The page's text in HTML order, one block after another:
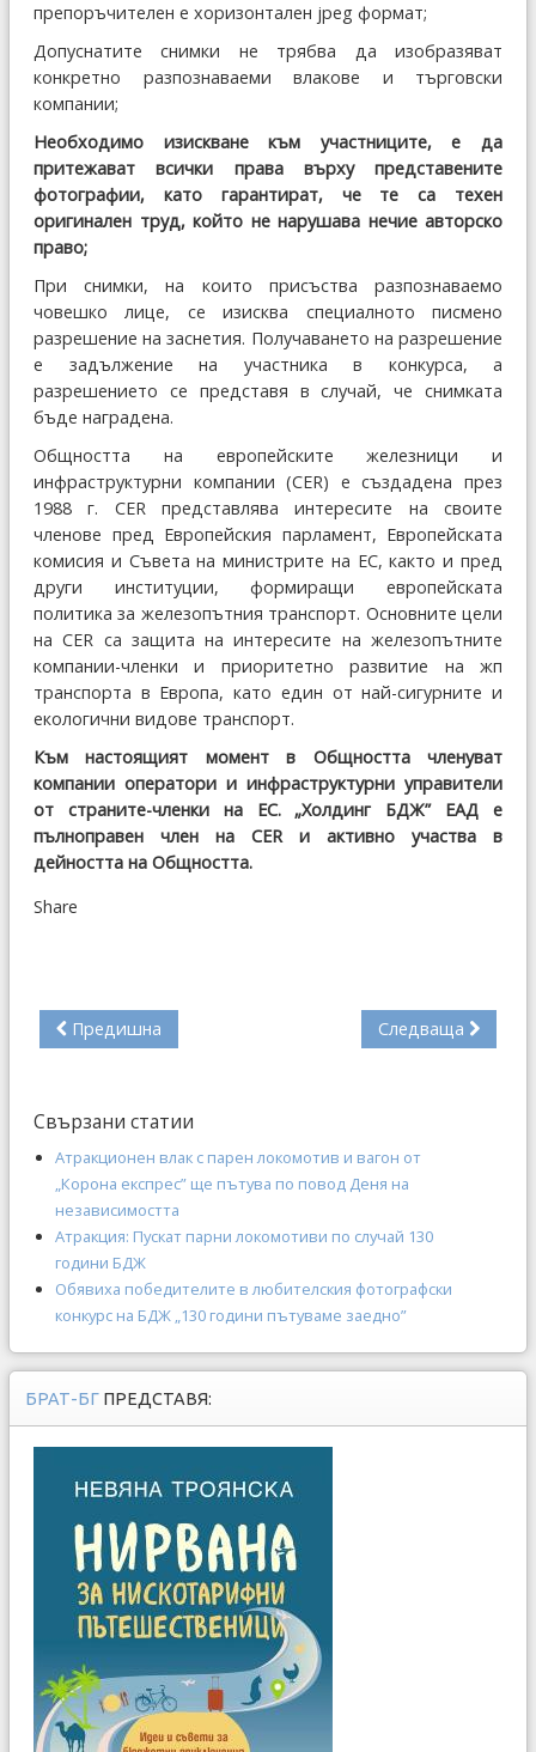
препоръчителен е хоризонтален jpeg формат;
Допуснатите снимки не трябва да изобразяват
конкретно разпознаваеми влакове и търговски
компании;
Необходимо изискване към участниците, е да
притежават всички права върху представените
фотографии, като гарантират, че те са техен
оригинален труд, който не нарушава нечие авторско
право;
При снимки, на които присъства разпознаваемо
човешко лице, се изисква специалното писмено
разрешение на заснетия. Получаването на разрешение
е задължение на участника в конкурса, а
разрешението се представя в случай, че снимката
бъде наградена.
Общността на европейските железници и
инфраструктурни компании (CER) е създадена през
1988 г. CER представлява интересите на своите
членове пред Европейския парламент, Европейската
комисия и Съвета на министрите на ЕС, както и пред
други институции, формиращи европейската
политика за железопътния транспорт. Основните цели
на CER са защита на интересите на железопътните
компании-членки и приоритетно развитие на жп
транспорта в Европа, като един от най-сигурните и
екологични видове транспорт.
Към настоящият момент в Общността членуват
компании оператори и инфраструктурни управители
от страните-членки на ЕС. „Холдинг БДЖ” ЕАД е
пълноправен член на CER и активно участва в
дейността на Общността.
Share
Предишна Следваща
Свързани статии
Атракционен влак с парен локомотив и вагон от
„Корона експрес” ще пътува по повод Деня на
независимостта
Атракция: Пускат парни локомотиви по случай 130
години БДЖ
Обявиха победителите в любителския фотографски
конкурс на БДЖ „130 години пътуваме заедно”
БРАТ-БГ ПРЕДСТАВЯ: